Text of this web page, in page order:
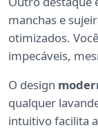
manchas e
otimizados.
impecáveis,
O design
qualquer
intuitivo facilita